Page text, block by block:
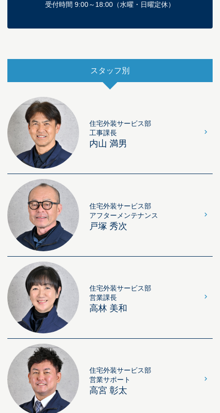
受付時間 9:00～18:00（水曜・日曜定休）
スタッフ別
住宅外装サービス部
工事課長
内山 満男
住宅外装サービス部
アフターメンテナンス
戸塚 秀次
住宅外装サービス部
営業課長
高林 美和
住宅外装サービス部
営業サポート
高宮 彰太